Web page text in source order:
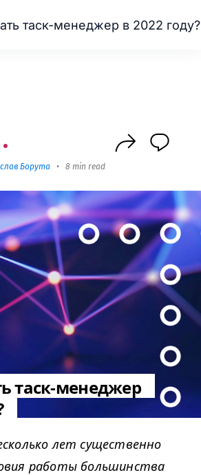
таск-менеджер в 2022 году?
Борута • 8 min read
таск-менеджер
лет существенно
работы большинства